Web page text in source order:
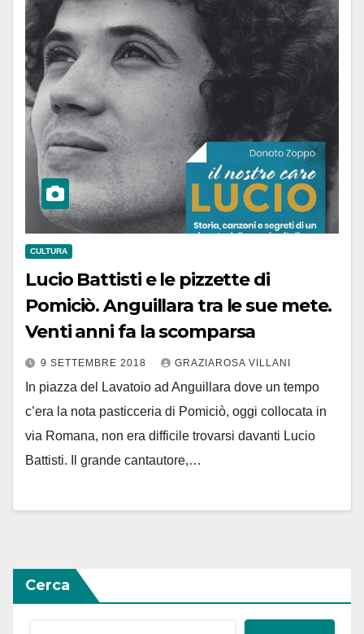
CULTURA
Lucio Battisti e le pizzette di
Pomiciò. Anguillara tra le sue mete.
Venti anni fa la scomparsa
9 SETTEMBRE 2018 GRAZIAROSA VILLANI
In piazza del Lavatoio ad Anguillara dove un tempo
c’era la nota pasticceria di Pomiciò, oggi collocata in
via Romana, non era difficile trovarsi davanti Lucio
Battisti. Il grande cantautore,…
Cerca